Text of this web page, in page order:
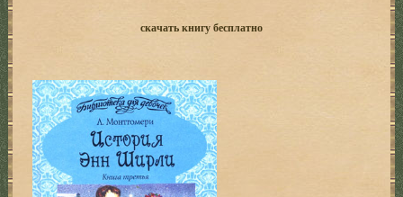
скачать книгу бесплатно